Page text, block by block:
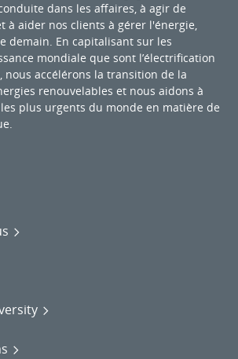
dans les affaires, à agir de
à aider nos clients à gérer l'énergie,
demain. En capitalisant sur les
mondiale que sont l’électrification
nous accélérons la transition de la
renouvelables et nous aidons à
plus urgents du monde en matière de